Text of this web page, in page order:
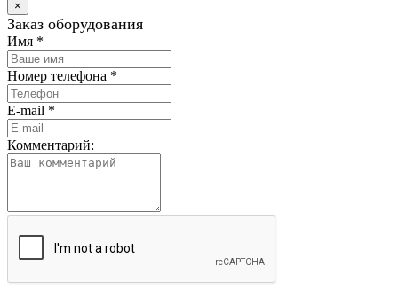
×
Заказ оборудования
Имя *
Номер телефона *
E-mail *
Комментарий: